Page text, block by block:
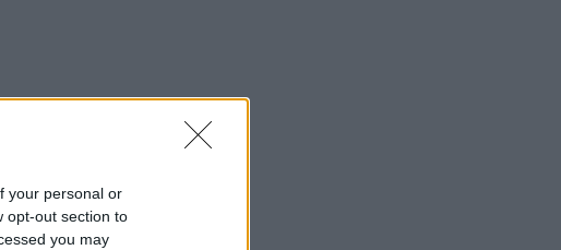
your personal or
opt-out section to
you may